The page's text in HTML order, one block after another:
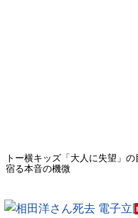
トー横キッズ「大人に失望」の
宿る本音の機微